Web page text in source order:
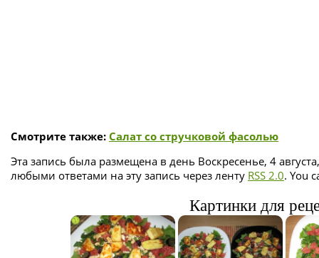
Смотрите также: Салат со стручковой фасолью
Эта запись была размещена в день Воскресенье, 4
любыми ответами на эту запись через ленту RSS 2.0. You
Картинки для